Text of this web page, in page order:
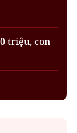
triệu, con